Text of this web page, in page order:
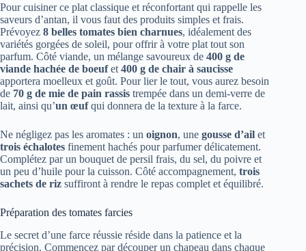
Pour cuisiner ce plat classique et réconfortant qui rappelle les
saveurs d’antan, il vous faut des produits simples et frais.
Prévoyez 8 belles tomates bien charnues, idéalement des
variétés gorgées de soleil, pour offrir à votre plat tout son
parfum. Côté viande, un mélange savoureux de 400 g de
viande hachée de boeufet 400 g de chair à saucisse
apportera moelleux et goût. Pour lier le tout, vous aurez besoin
de 70 g de mie de pain rassis trempée dans un demi-verre de
lait, ainsi qu’un œufqui donnera de la texture à la farce.
Ne négligez pas les aromates : un oignon, une gousse d’ail et
trois échalotes finement hachés pour parfumer délicatement.
Complétez par un bouquet de persil frais, du sel, du poivre et
un peu d’huile pour la cuisson. Côté accompagnement, trois
sachets de riz suffiront à rendre le repas complet et équilibré.
Préparation des tomates farcies
Le secret d’une farce réussie réside dans la patience et la
précision. Commencez par découper un chapeau dans chaque